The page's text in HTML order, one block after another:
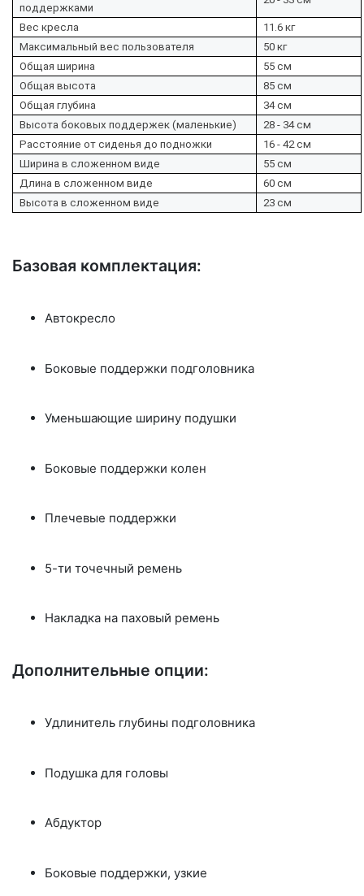
поддержками
Вес кресла
11.6 кг
Максимальный вес пользователя
50 кг
Общая ширина
55 см
Общая высота
85 см
Общая глубина
34 см
Высота боковых поддержек (маленькие)
28 - 34 см
Расстояние от сиденья до подножки
16 - 42 см
Ширина в сложенном виде
55 см
Длина в сложенном виде
60 см
Высота в сложенном виде
23 см
Базовая комплектация:
Автокресло
Боковые поддержки подголовника
Уменьшающие ширину подушки
Боковые поддержки колен
Плечевые поддержки
5-ти точечный ремень
Накладка на паховый ремень
Дополнительные опции:
Удлинитель глубины подголовника
Подушка для головы
Абдуктор
Боковые поддержки, узкие